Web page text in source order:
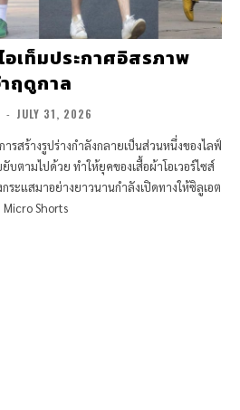
อเท็มประกาศอิสรภาพ
ฤดูกาล
- JULY 31, 2026
รสร้างรูปร่างกำลังกลายเป็นส่วนหนึ่งของไลฟ์
ตามไปด้วย ทำให้ยุคของเสื้อผ้าโอเวอร์ไซส์
ระแสมาอย่างยาวนานกำลังเปิดทางให้ซิลูเอต
Shorts